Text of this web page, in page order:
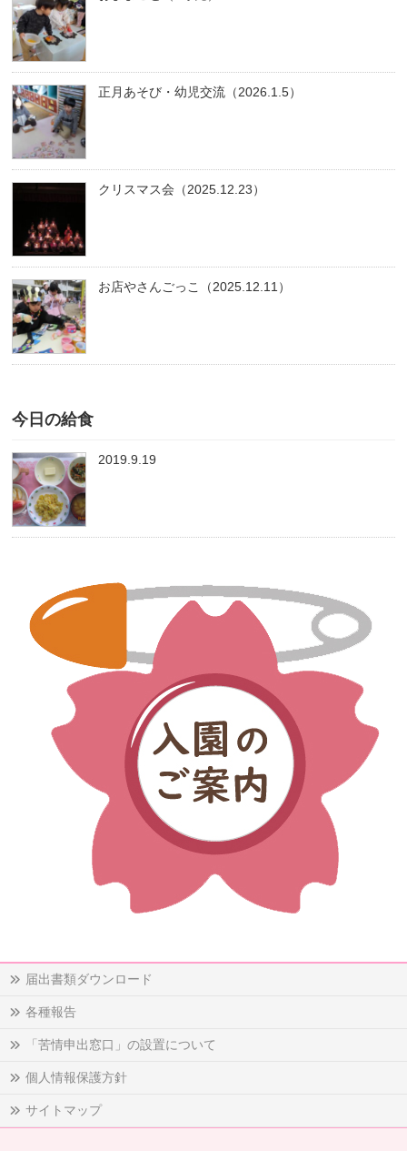
正月あそび・幼児交流（2026.1.5）
クリスマス会（2025.12.23）
お店やさんごっこ（2025.12.11）
今日の給食
2019.9.19
届出書類ダウンロード
各種報告
「苦情申出窓口」の設置について
個人情報保護方針
サイトマップ